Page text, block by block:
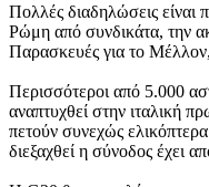
Πολλές διαδηλώσεις είναι
Ρώμη από συνδικάτα, την
Παρασκευές για το
Περισσότεροι από 5.000
αναπτυχθεί στην ιταλική
πετούν συνεχώς
διεξαχθεί η σύνοδος έχει